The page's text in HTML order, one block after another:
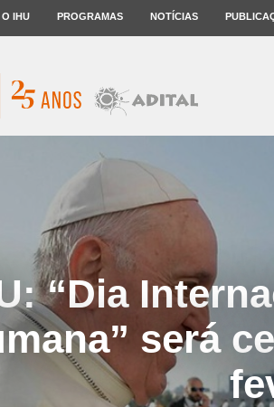
IHU PROGRAMAS NOTÍCIAS
“Dia
será